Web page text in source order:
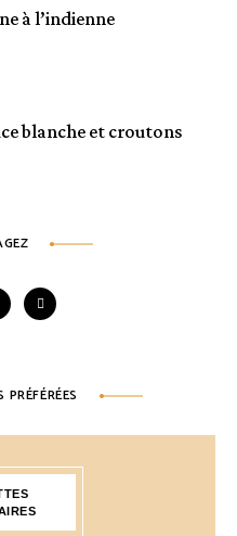
à l’indienne
blanche et croutons
PRÉFÉRÉES